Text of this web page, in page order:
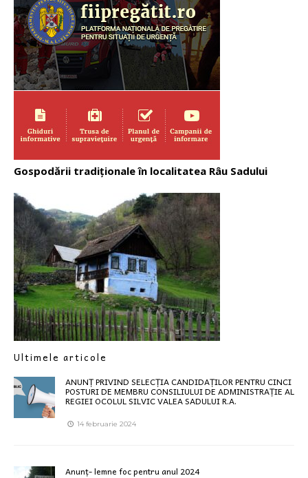
Gospodării tradiționale în localitatea Râu Sadului
Ultimele articole
ANUNȚ PRIVIND SELECȚIA CANDIDAȚILOR PENTRU CINCI
POSTURI DE MEMBRU CONSILIULUI DE ADMINISTRAȚIE AL
REGIEI OCOLUL SILVIC VALEA SADULUI R.A.
14 februarie 2024
Anunț- lemne foc pentru anul 2024